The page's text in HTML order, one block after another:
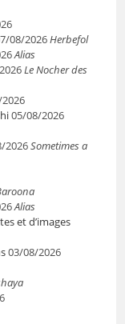
08/2026Herbefol
Alias
Le Nocher des
05/08/2026
2026Sometimes a
Alias
et d’images
03/08/2026